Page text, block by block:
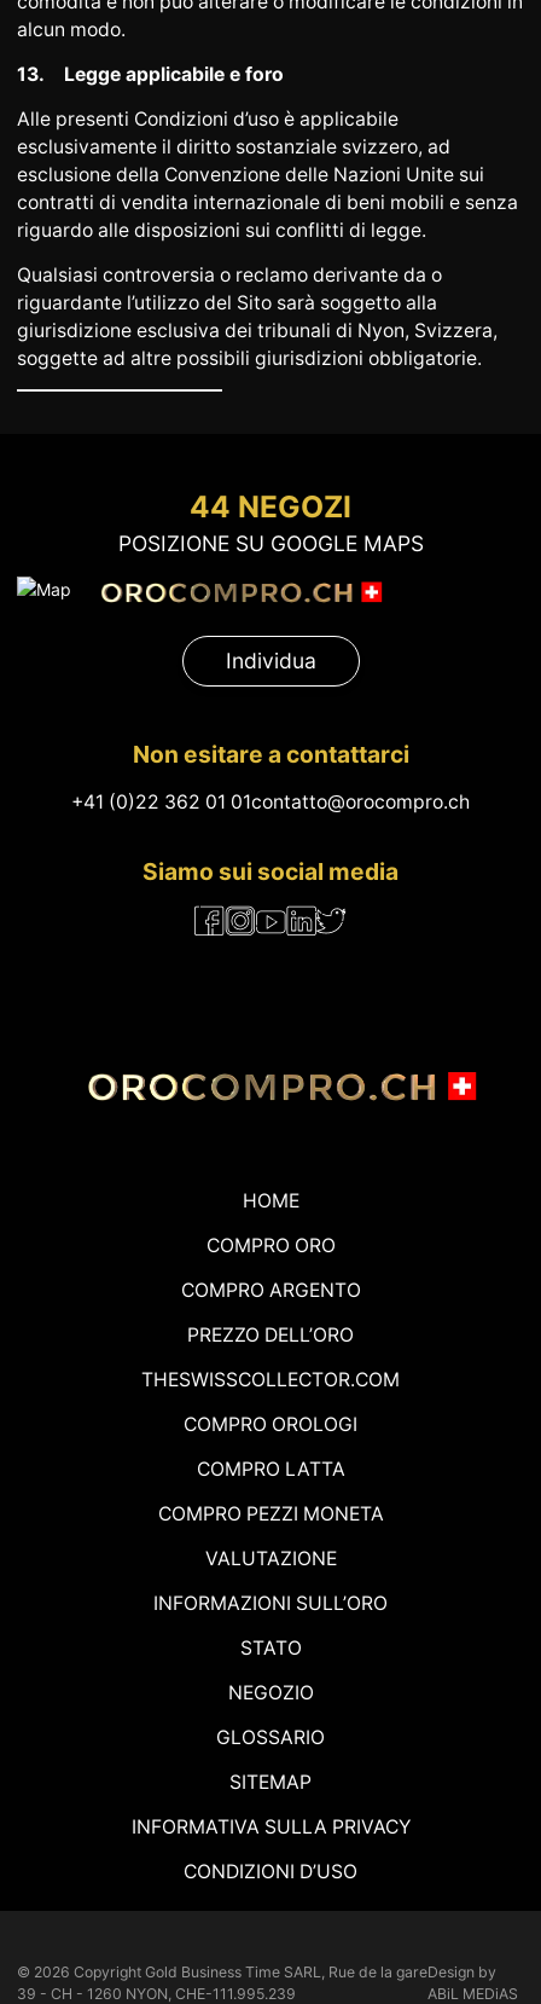
alcun modo.
13.
Legge applicabile e foro
Alle presenti Condizioni d’uso è applicabile
esclusivamente il diritto sostanziale svizzero, ad
esclusione della Convenzione delle Nazioni Unite sui
contratti di vendita internazionale di beni mobili e senza
riguardo alle disposizioni sui conflitti di legge.
Qualsiasi controversia o reclamo derivante da o
riguardante l’utilizzo del Sito sarà soggetto alla
giurisdizione esclusiva dei tribunali di Nyon, Svizzera,
soggette ad altre possibili giurisdizioni obbligatorie.
44 NEGOZI
POSIZIONE SU GOOGLE MAPS
Individua
Non esitare a contattarci
+41 (0)22 362 01 01contatto@orocompro.ch
Siamo sui social media
HOME
COMPRO ORO
COMPRO ARGENTO
PREZZO DELL’ORO
THESWISSCOLLECTOR.COM
COMPRO OROLOGI
COMPRO LATTA
COMPRO PEZZI MONETA
VALUTAZIONE
INFORMAZIONI SULL’ORO
STATO
NEGOZIO
GLOSSARIO
SITEMAP
INFORMATIVA SULLA PRIVACY
CONDIZIONI D’USO
© 2026 Copyright Gold Business Time SARL, Rue de la gare
39 - CH - 1260 NYON, CHE-111.995.239
Design by
ABiL MEDiAS